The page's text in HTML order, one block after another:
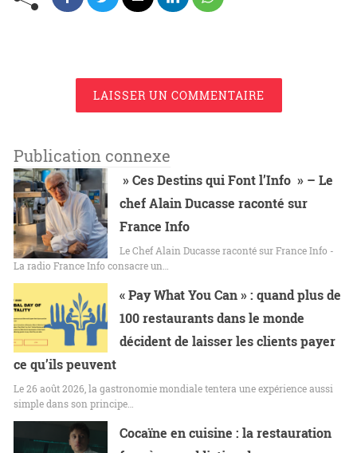
LAISSER UN COMMENTAIRE
Publication connexe
» Ces Destins qui Font l’Info » – Le
chef Alain Ducasse raconté sur
France Info
Le Chef Alain Ducasse raconté sur France Info -
La radio France Info consacre un…
« Pay What You Can » : quand plus de
100 restaurants dans le monde
décident de laisser les clients payer
ce qu’ils peuvent
Le 26 août 2026, la gastronomie mondiale tentera une expérience aussi
simple dans son principe…
Cocaïne en cuisine : la restauration